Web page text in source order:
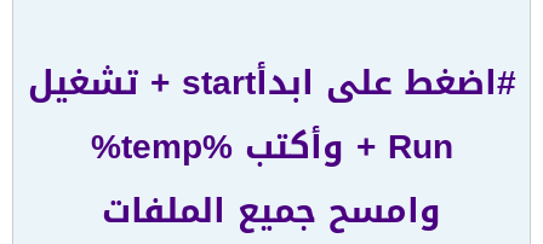
#اضغط على ابدأstart + تشغيل
Run + وأكتب %temp%
وامسح جميع الملفات